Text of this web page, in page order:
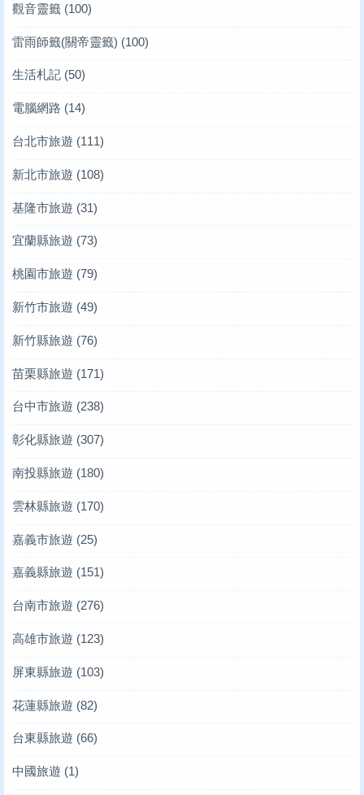
觀音靈籤 (100)
雷雨師籤(關帝靈籤) (100)
生活札記 (50)
電腦網路 (14)
台北市旅遊 (111)
新北市旅遊 (108)
基隆市旅遊 (31)
宜蘭縣旅遊 (73)
桃園市旅遊 (79)
新竹市旅遊 (49)
新竹縣旅遊 (76)
苗栗縣旅遊 (171)
台中市旅遊 (238)
彰化縣旅遊 (307)
南投縣旅遊 (180)
雲林縣旅遊 (170)
嘉義市旅遊 (25)
嘉義縣旅遊 (151)
台南市旅遊 (276)
高雄市旅遊 (123)
屏東縣旅遊 (103)
花蓮縣旅遊 (82)
台東縣旅遊 (66)
中國旅遊 (1)